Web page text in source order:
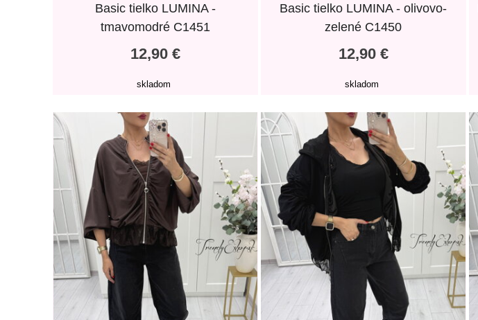
Basic tielko LUMINA -
tmavomodré C1451
12,90 €
skladom
Basic tielko LUMINA - olivovo-
zelené C1450
12,90 €
skladom